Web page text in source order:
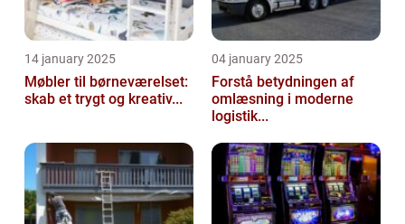
14 january 2025
Møbler til børneværelset:
skab et trygt og kreativ...
04 january 2025
Forstå betydningen af
omlæsning i moderne
logistik...